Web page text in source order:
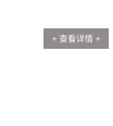
+ 查看详情 +